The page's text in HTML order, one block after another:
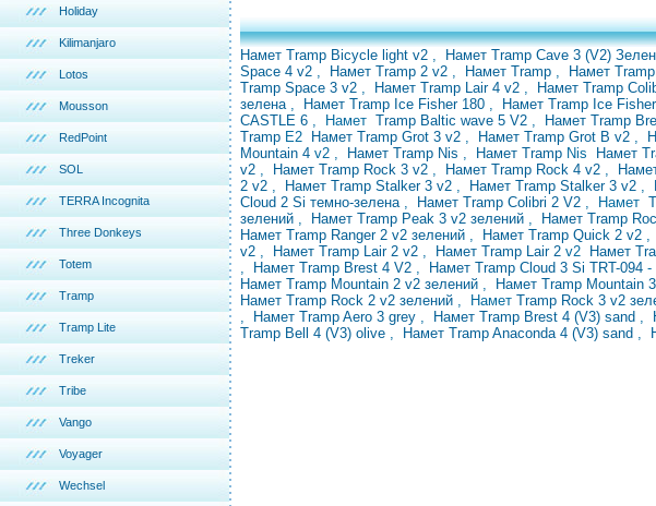
Holiday
Kilimanjaro
Lotos
Mousson
RedPoint
SOL
TERRA Incognita
Three Donkeys
Totem
Tramp
Tramp Lite
Treker
Tribe
Vango
Voyager
Wechsel
Намет Tramp Bicycle light v2 , Намет Tramp Cave 3 (V2)
Space 4 v2 , Намет Tramp 2 v2 , Намет Tramp , Намет Tramp
Tramp Space 3 v2 , Намет Tramp Lair 4 v2 , Намет Tramp
зелена , Намет Tramp Ice Fisher 180 , Намет Tramp Ice
CASTLE 6 , Намет Tramp Baltic wave 5 V2 , Намет Tramp
Tramp E2 Намет Tramp Grot 3 v2 , Намет Tramp Grot B v2 ,
Mountain 4 v2 , Намет Tramp Nis , Намет Tramp Nis Намет
v2 , Намет Tramp Rock 3 v2 , Намет Tramp Rock 4 v2 ,
2 v2 , Намет Tramp Stalker 3 v2 , Намет Tramp Stalker 3 v2 ,
Cloud 2 Si темно-зелена , Намет Tramp Colibri 2 V2 , Намет
зелений , Намет Tramp Peak 3 v2 зелений , Намет Tramp
Намет Tramp Ranger 2 v2 зелений , Намет Tramp Quick 2 v2 ,
v2 , Намет Tramp Lair 2 v2 , Намет Tramp Lair 2 v2 Намет
,
Намет Tramp Brest 4 V2 , Намет Tramp Cloud 3 Si TRT-094 -
Намет Tramp Mountain 2 v2 зелений , Намет Tramp Mountain
Намет Tramp Rock 2 v2 зелений , Намет Tramp Rock 3 v2
,
Намет Tramp Aero 3 grey , Намет Tramp Brest 4 (V3) sand ,
Tramp Bell 4 (V3) olive , Намет Tramp Anaconda 4 (V3) sand ,